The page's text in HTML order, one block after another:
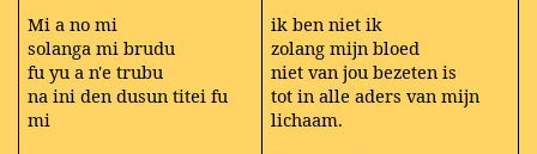
Mi a no mi
solanga mi brudu
fu yu a n'e trubu
na ini den dusun titei fu
mi
ik ben niet ik
zolang mijn bloed
niet van jou bezeten is
tot in alle aders van mijn
lichaam.